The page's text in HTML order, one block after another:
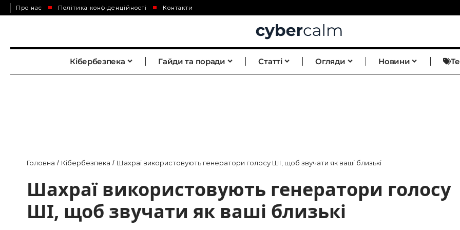
Про нас Політика конфіденційності Контакти
Кібербезпека Гайди та поради Статті Огляди Новини
Головна / Кібербезпека / Шахраї використовують генератори голосу ШІ, щоб звучати як ваші близькі
Шахраї використовують генератори голосу
ШІ, щоб звучати як ваші близькі